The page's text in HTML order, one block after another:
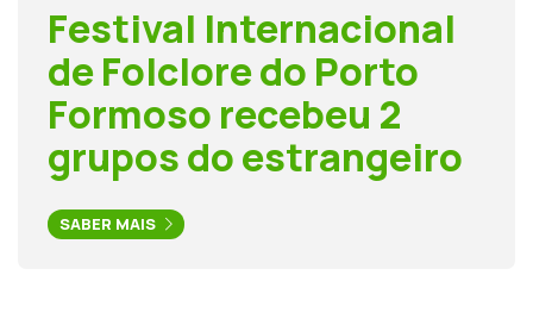
Festival Internacional
de Folclore do Porto
Formoso recebeu 2
grupos do estrangeiro
SABER MAIS